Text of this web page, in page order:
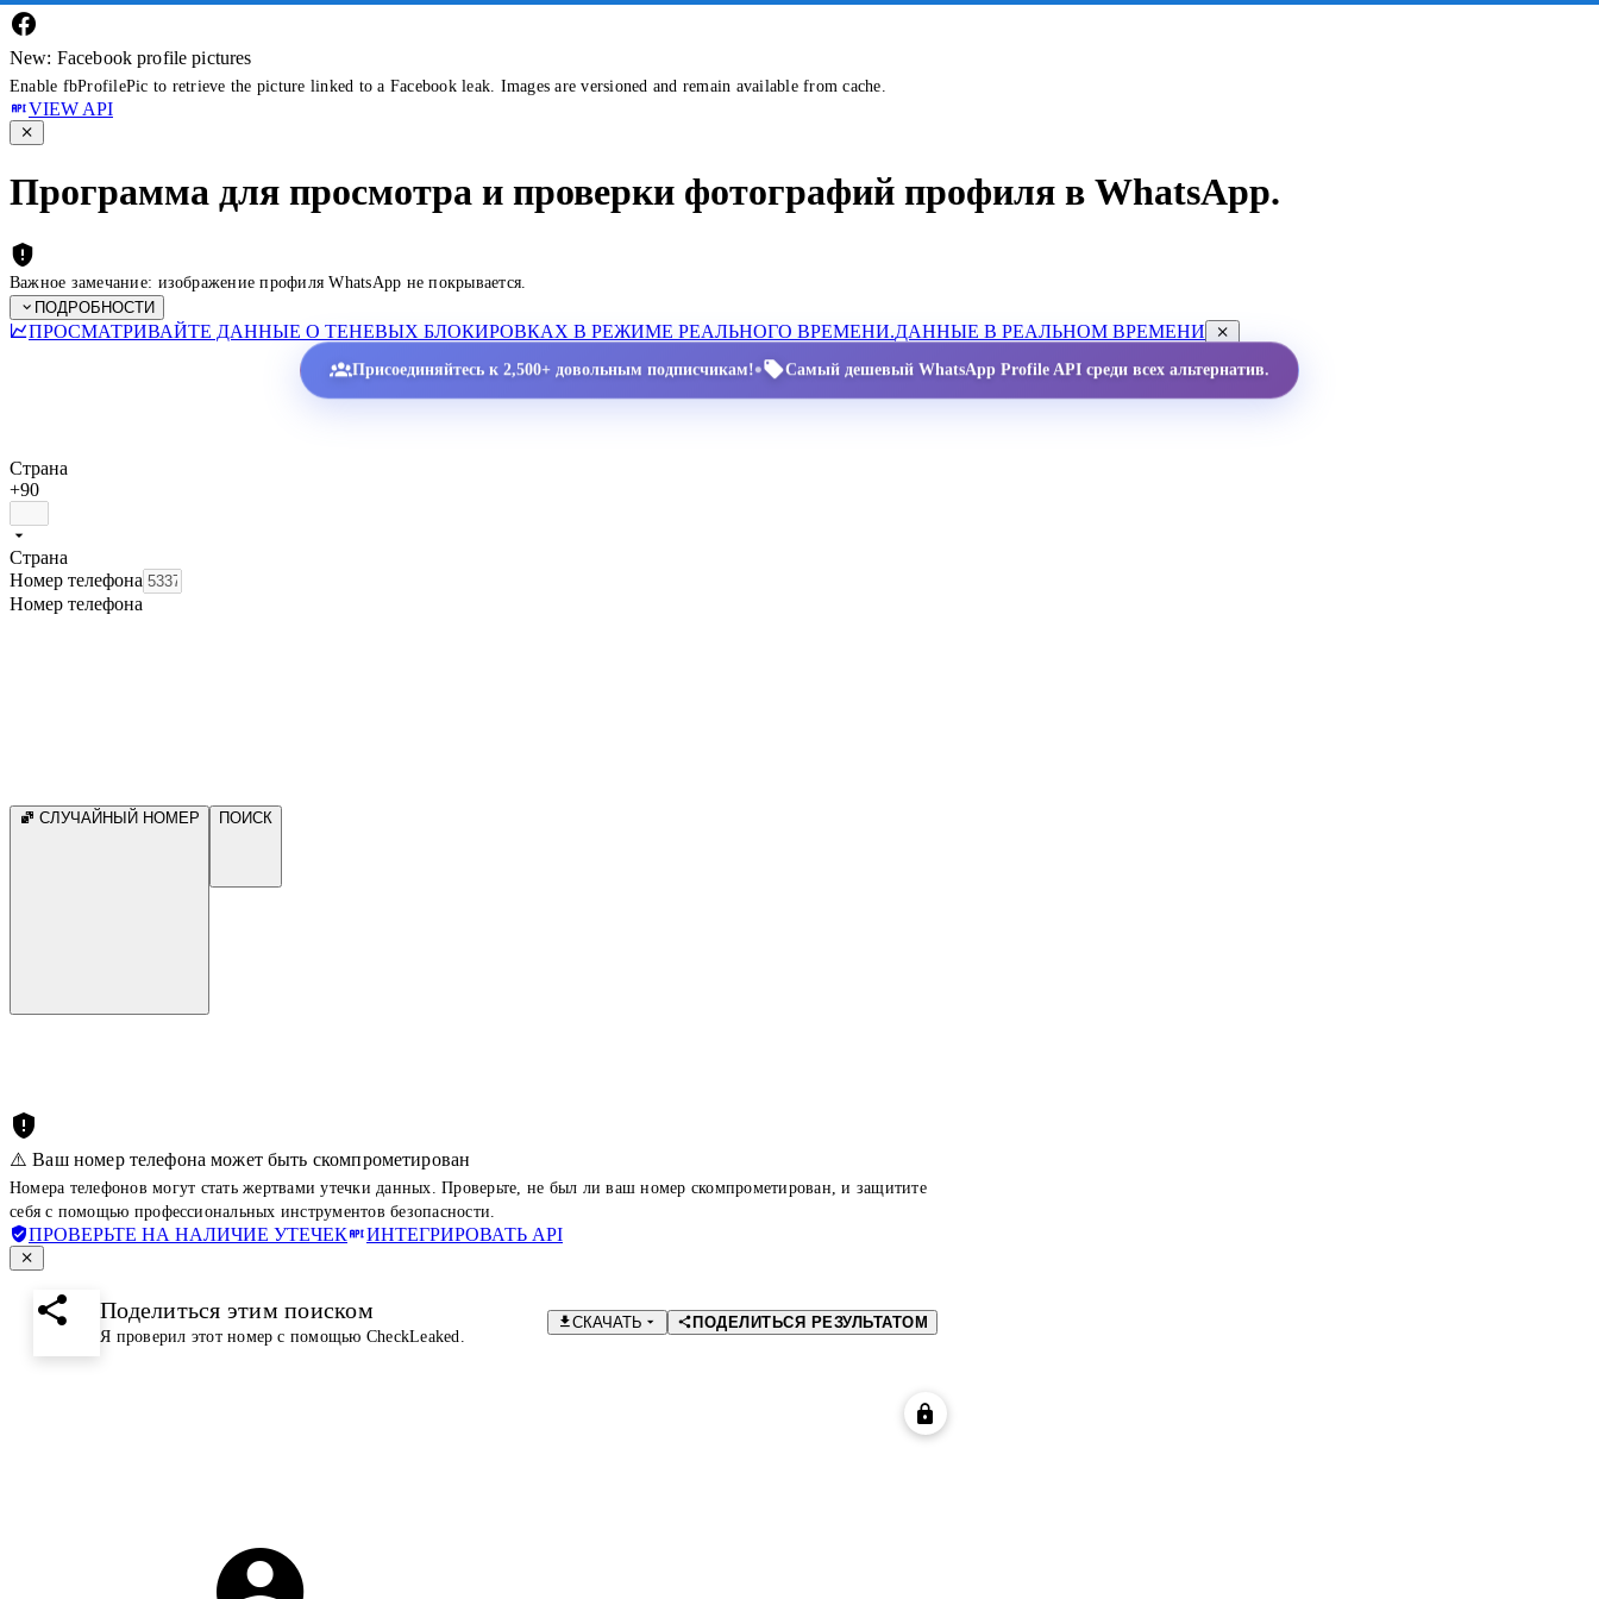
New: Facebook profile pictures
Enable fbProfilePic to retrieve the picture linked to a Facebook leak. Images are versioned and remain available from cache.
VIEW API
Программа для просмотра и проверки фотографий профиля в WhatsApp.
Важное замечание: изображение профиля WhatsApp не покрывается.
ПОДРОБНОСТИ
ПРОСМАТРИВАЙТЕ ДАННЫЕ О ТЕНЕВЫХ БЛОКИРОВКАХ В РЕЖИМЕ РЕАЛЬНОГО ВРЕМЕНИ.ДАННЫЕ В РЕАЛЬНОМ ВРЕМЕНИ
Присоединяйтесь к 2,500+ довольным подписчикам!• Самый дешевый WhatsApp Profile API среди всех альтернатив.
Страна
+90
Страна
Номер телефона
Номер телефона
СЛУЧАЙНЫЙ НОМЕР ПОИСК
⚠️ Ваш номер телефона может быть скомпрометирован
Номера телефонов могут стать жертвами утечки данных. Проверьте, не был ли ваш номер скомпрометирован, и защитите
себя с помощью профессиональных инструментов безопасности.
ПРОВЕРЬТЕ НА НАЛИЧИЕ УТЕЧЕК ИНТЕГРИРОВАТЬ API
Поделиться этим поиском
Я проверил этот номер с помощью CheckLeaked.
СКАЧАТЬ ПОДЕЛИТЬСЯ РЕЗУЛЬТАТОМ